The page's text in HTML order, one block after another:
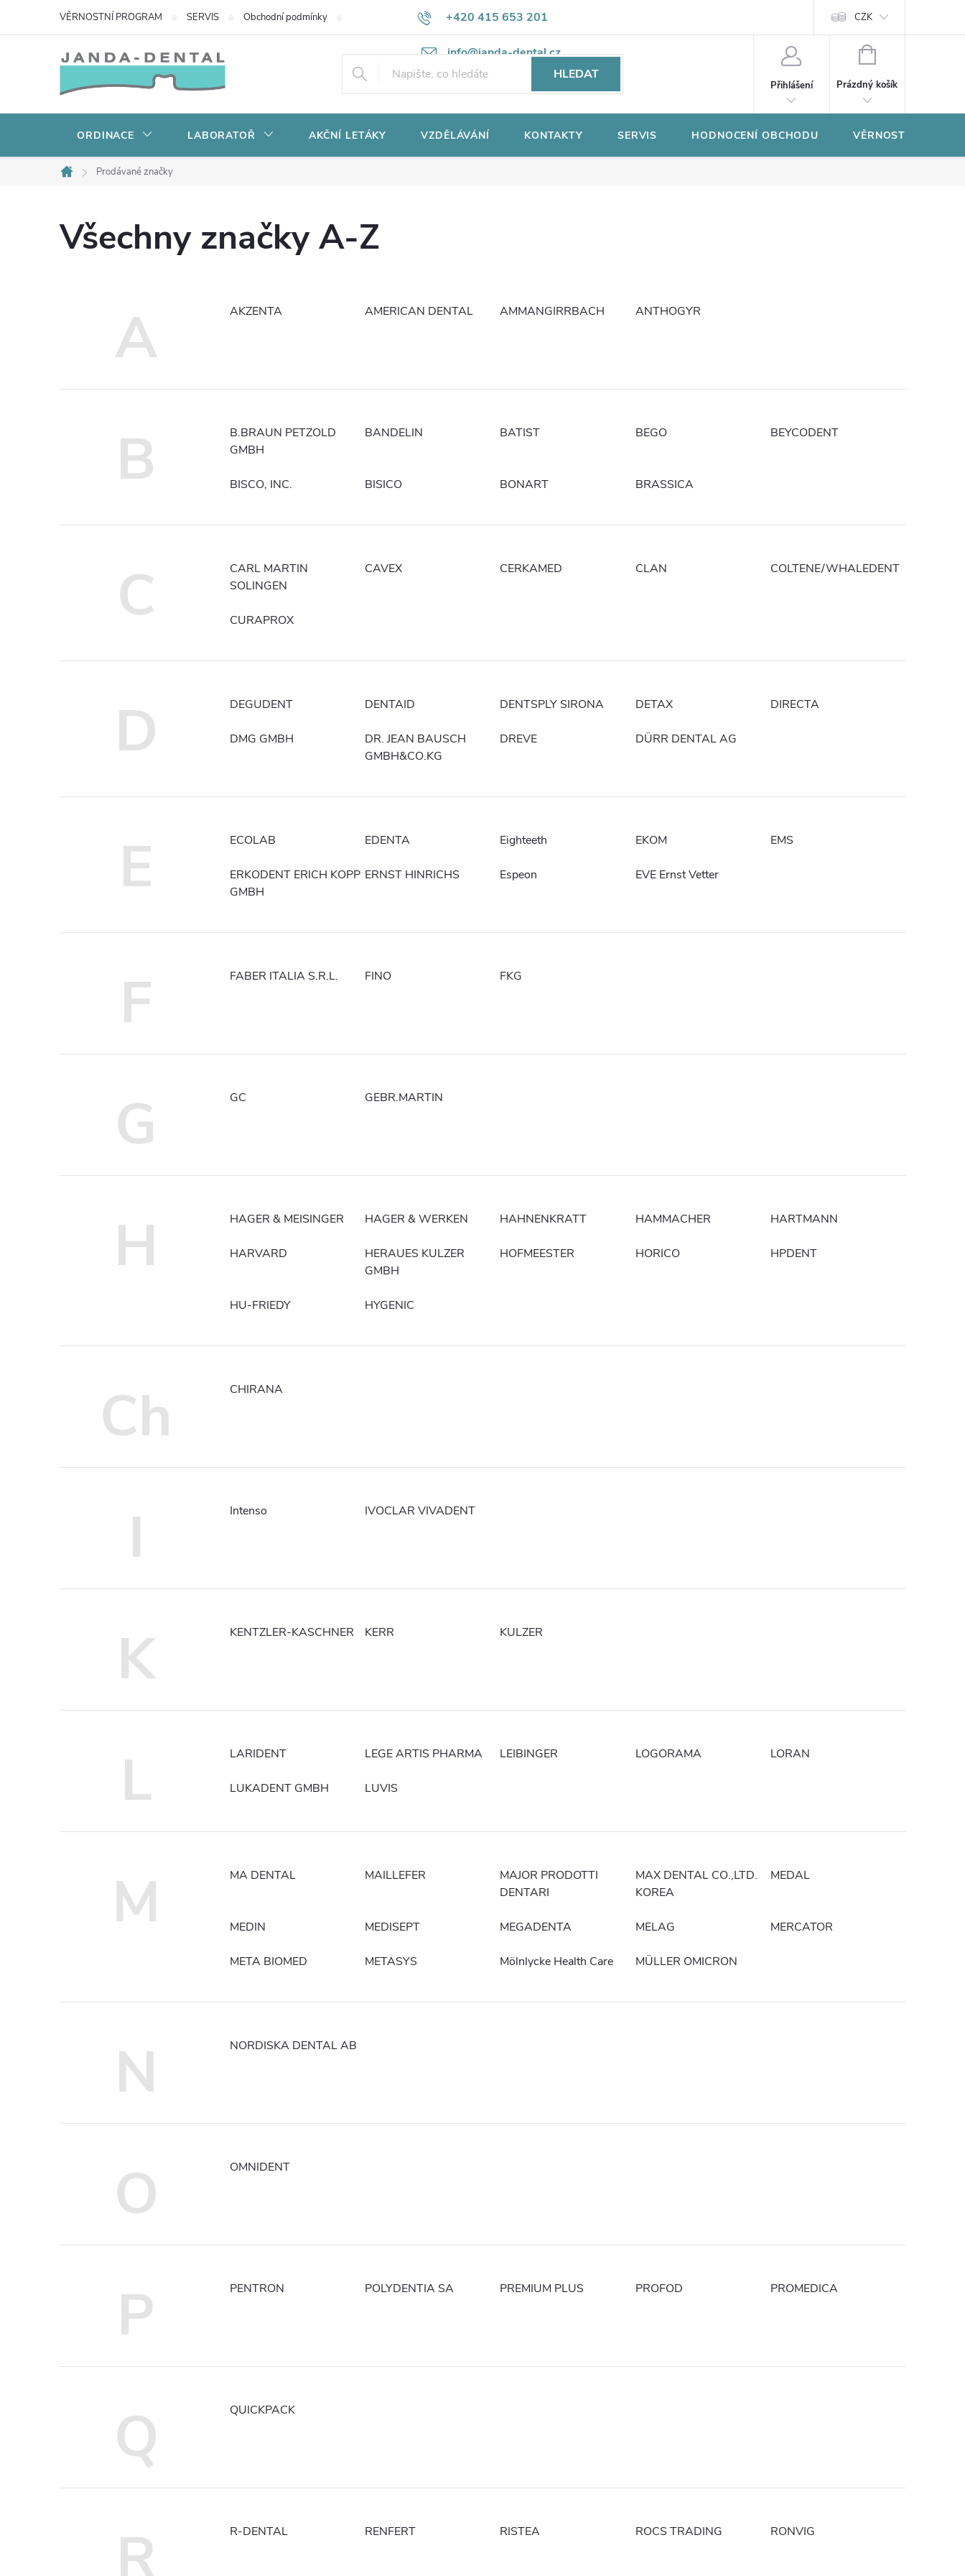
+420 415 653 201
info@janda-dental.cz
VĚRNOSTNÍ PROGRAM SERVIS Obchodní podmínky Potřebujete poradit? Ochrana osobních údajů CZK
HLEDAT
Přihlášení
NÁKUPNÍ
Prázdný košík
ORDINACE LABORATOŘ AKČNÍ LETÁKY VZDĚLÁVÁNÍ KONTAKTY SERVIS HODNOCENÍ OBCHODU VĚRNOSTNÍ
Domů
Prodávané značky
Všechny značky A-Z
A AKZENTA AMERICAN DENTAL AMMANGIRRBACH ANTHOGYR
B
B.BRAUN PETZOLD
GMBH
BANDELIN BATIST BEGO BEYCODENT
BISCO, INC. BISICO BONART BRASSICA
C
CARL MARTIN
SOLINGEN
CAVEX CERKAMED CLAN COLTENE/WHALEDENT
CURAPROX
D DEGUDENT DENTAID DENTSPLY SIRONA DETAX DIRECTA
DMG GMBH
DR. JEAN BAUSCH
GMBH&CO.KG
DREVE DÜRR DENTAL AG
E ECOLAB EDENTA Eighteeth EKOM EMS
ERKODENT ERICH KOPP
GMBH
ERNST HINRICHS Espeon EVE Ernst Vetter
F FABER ITALIA S.R.L. FINO FKG
G GC GEBR.MARTIN
H HAGER & MEISINGER HAGER & WERKEN HAHNENKRATT HAMMACHER HARTMANN
HARVARD
HERAUES KULZER
GMBH
HOFMEESTER HORICO HPDENT
HU-FRIEDY HYGENIC
Ch CHIRANA
I Intenso IVOCLAR VIVADENT
K KENTZLER-KASCHNER KERR KULZER
L LARIDENT LEGE ARTIS PHARMA LEIBINGER LOGORAMA LORAN
LUKADENT GMBH LUVIS
M MA DENTAL MAILLEFER
MAJOR PRODOTTI
DENTARI
MAX DENTAL CO.,LTD.
KOREA
MEDAL
MEDIN MEDISEPT MEGADENTA MELAG MERCATOR
META BIOMED METASYS Mölnlycke Health Care MÜLLER OMICRON
N NORDISKA DENTAL AB
O OMNIDENT
P PENTRON POLYDENTIA SA PREMIUM PLUS PROFOD PROMEDICA
Q QUICKPACK
R R-DENTAL RENFERT RISTEA ROCS TRADING RONVIG